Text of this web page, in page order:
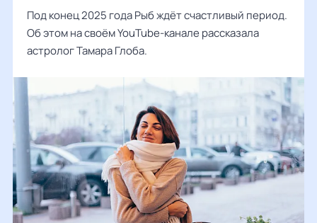
Под конец 2025 года Рыб ждёт счастливый период.
Об этом на своём YouTube-канале рассказала
астролог Тамара Глоба.